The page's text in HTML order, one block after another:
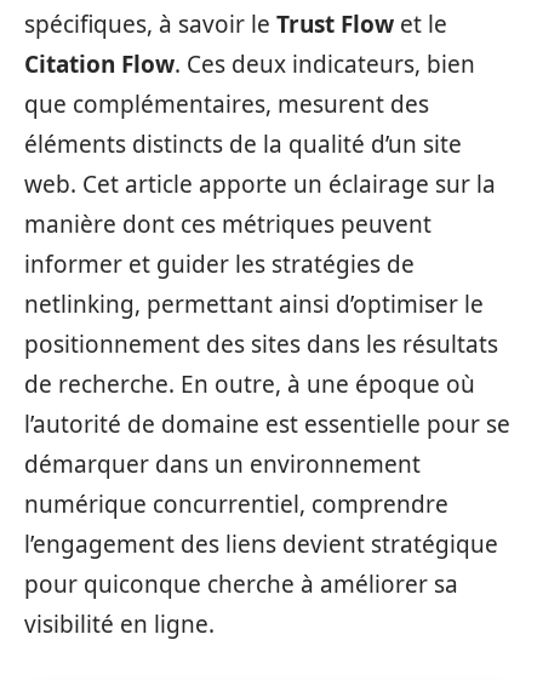
spécifiques, à savoir le Trust Flow et le
Citation Flow. Ces deux indicateurs, bien
que complémentaires, mesurent des
éléments distincts de la qualité d’un site
web. Cet article apporte un éclairage sur la
manière dont ces métriques peuvent
informer et guider les stratégies de
netlinking, permettant ainsi d’optimiser le
positionnement des sites dans les résultats
de recherche. En outre, à une époque où
l’autorité de domaine est essentielle pour se
démarquer dans un environnement
numérique concurrentiel, comprendre
l’engagement des liens devient stratégique
pour quiconque cherche à améliorer sa
visibilité en ligne.